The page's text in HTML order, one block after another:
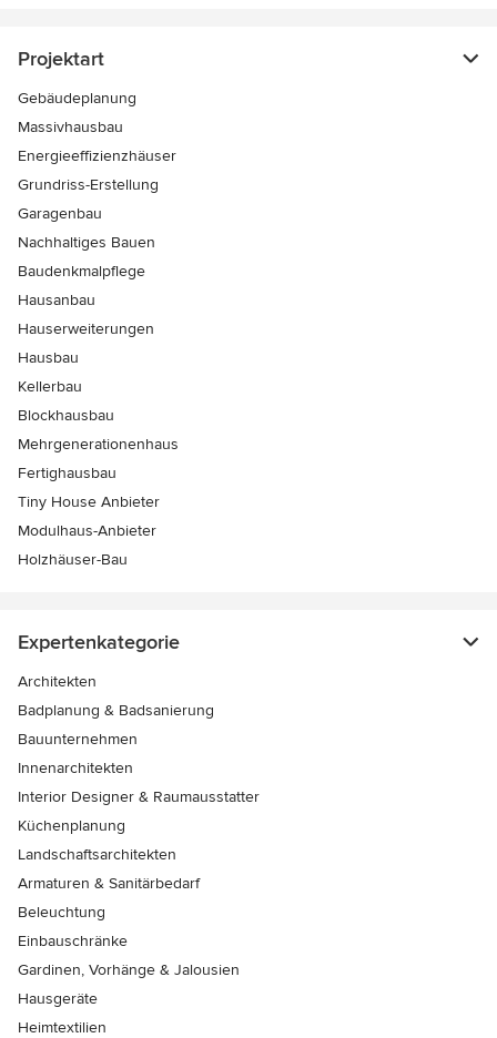
Projektart
Gebäudeplanung
Massivhausbau
Energieeffizienzhäuser
Grundriss-Erstellung
Garagenbau
Nachhaltiges Bauen
Baudenkmalpflege
Hausanbau
Hauserweiterungen
Hausbau
Kellerbau
Blockhausbau
Mehrgenerationenhaus
Fertighausbau
Tiny House Anbieter
Modulhaus-Anbieter
Holzhäuser-Bau
Expertenkategorie
Architekten
Badplanung & Badsanierung
Bauunternehmen
Innenarchitekten
Interior Designer & Raumausstatter
Küchenplanung
Landschaftsarchitekten
Armaturen & Sanitärbedarf
Beleuchtung
Einbauschränke
Gardinen, Vorhänge & Jalousien
Hausgeräte
Heimtextilien